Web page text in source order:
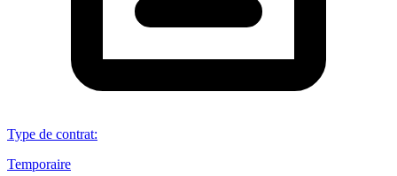
Type de contrat:
Temporaire